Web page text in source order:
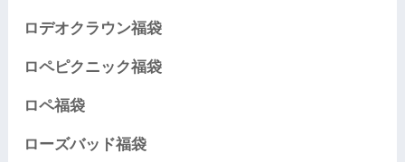
ロデオクラウン福袋
ロペピクニック福袋
ロペ福袋
ローズバッド福袋